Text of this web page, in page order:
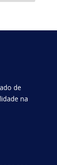
de
na